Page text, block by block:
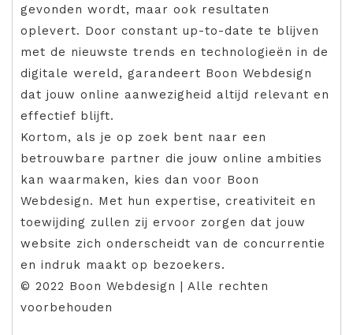
gevonden wordt, maar ook resultaten
oplevert. Door constant up-to-date te blijven
met de nieuwste trends en technologieën in de
digitale wereld, garandeert Boon Webdesign
dat jouw online aanwezigheid altijd relevant en
effectief blijft.
Kortom, als je op zoek bent naar een
betrouwbare partner die jouw online ambities
kan waarmaken, kies dan voor Boon
Webdesign. Met hun expertise, creativiteit en
toewijding zullen zij ervoor zorgen dat jouw
website zich onderscheidt van de concurrentie
en indruk maakt op bezoekers.
© 2022 Boon Webdesign | Alle rechten
voorbehouden